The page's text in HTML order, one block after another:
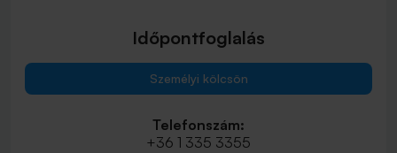
Időpontfoglalás
Személyi kölcsön
Telefonszám:
+36 1 335 3355